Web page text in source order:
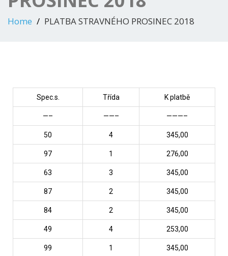
Home PLATBA STRAVNÉHO PROSINEC 2018
Spec.s. Třída K platbě
—– ——– ———–
50 4 345,00
97 1 276,00
63 3 345,00
87 2 345,00
84 2 345,00
49 4 253,00
99 1 345,00